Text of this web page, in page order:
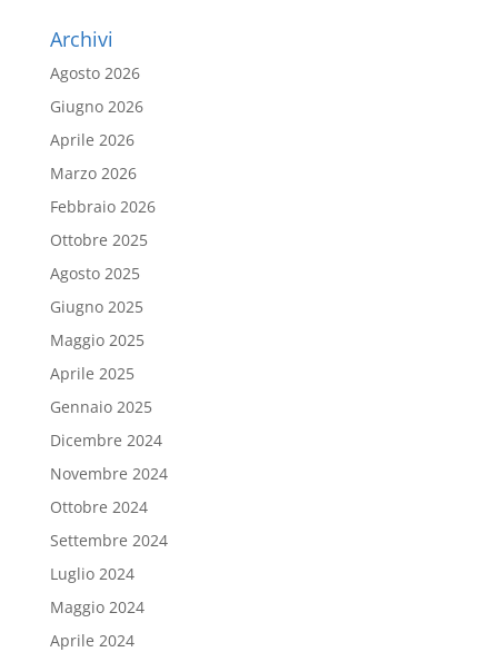
Archivi
Agosto 2026
Giugno 2026
Aprile 2026
Marzo 2026
Febbraio 2026
Ottobre 2025
Agosto 2025
Giugno 2025
Maggio 2025
Aprile 2025
Gennaio 2025
Dicembre 2024
Novembre 2024
Ottobre 2024
Settembre 2024
Luglio 2024
Maggio 2024
Aprile 2024